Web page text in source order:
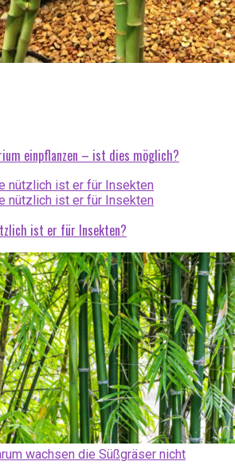
einpflanzen – ist dies möglich?
ist er für Insekten?